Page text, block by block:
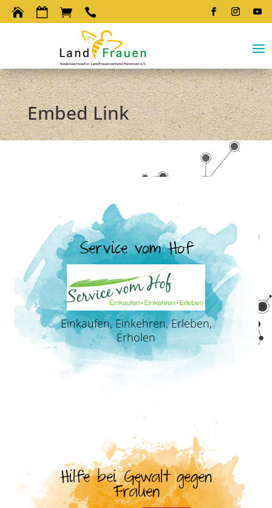
   
Embed Link
Service vom Hof
Einkaufen, Einkehren, Erleben,
Erholen
Hilfe bei Gewalt gegen
Frauen